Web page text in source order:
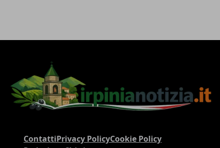
ContattiPrivacy PolicyCookie Policy